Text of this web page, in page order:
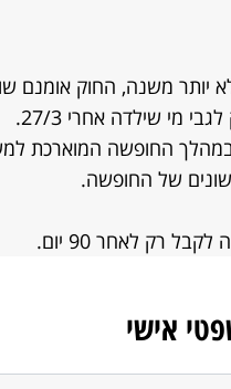
יותר משנה, החוק אומנם
מי שילדה אחרי 27/3.
במהלך החופשה המוארכת
של החופשה.
אישי